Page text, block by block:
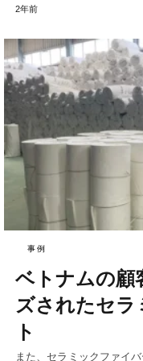
2年前
事例
ベトナムの顧
ズされたセラ
ト
また、セラミックファイ